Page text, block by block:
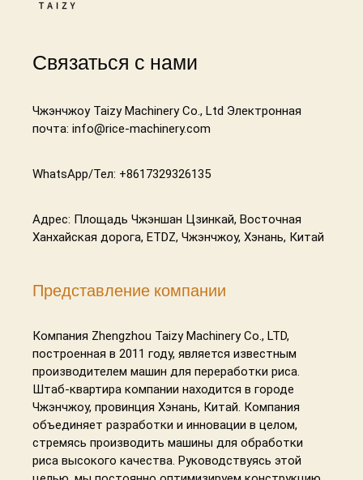
Связаться с нами
Чжэнчжоу Taizy Machinery Co., Ltd Электронная
почта: info@rice-machinery.com
WhatsApp/Тел: +8617329326135
Адрес: Площадь Чжэншан Цзинкай, Восточная
Ханхайская дорога, ETDZ, Чжэнчжоу, Хэнань, Китай
Представление компании
Компания Zhengzhou Taizy Machinery Co., LTD,
построенная в 2011 году, является известным
производителем машин для переработки риса.
Штаб-квартира компании находится в городе
Чжэнчжоу, провинция Хэнань, Китай. Компания
объединяет разработки и инновации в целом,
стремясь производить машины для обработки
риса высокого качества. Руководствуясь этой
Chat